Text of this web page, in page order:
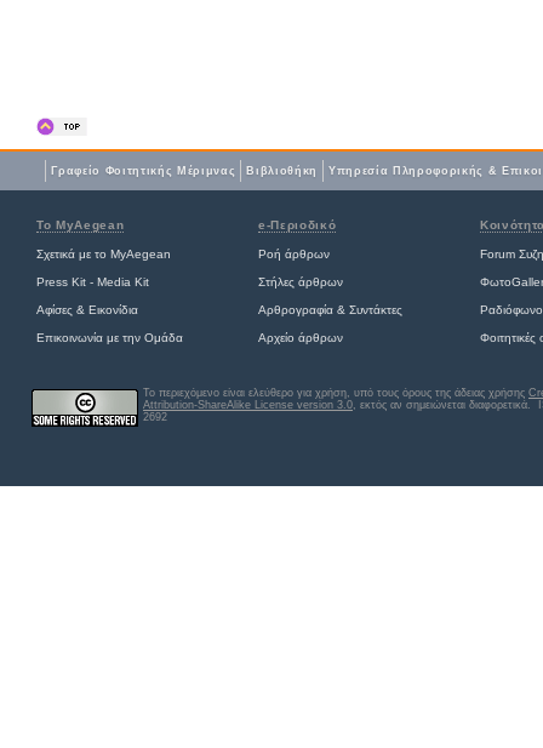
Γραφείο Φοιτητικής Μέριμνας Βιβλιοθήκη Yπηρεσία Πληροφορικής &
Το MyAegean e-Περιοδικό
Σχετικά με το MyAegean Ροή άρθρων Forum
Press Kit - Media Kit Στήλες άρθρων
Αφίσες & Εικονίδια Αρθρογραφία & Συντάκτες Ραδιόφωνο
Επικοινωνία με την Ομάδα Αρχείο άρθρων
Το περιεχόμενο είναι ελεύθερο για χρήση, υπό τους όρους της άδειας χρήσης
Attribution-ShareAlike License version 3.0, εκτός αν σημειώνεται διαφορετικά.
2692